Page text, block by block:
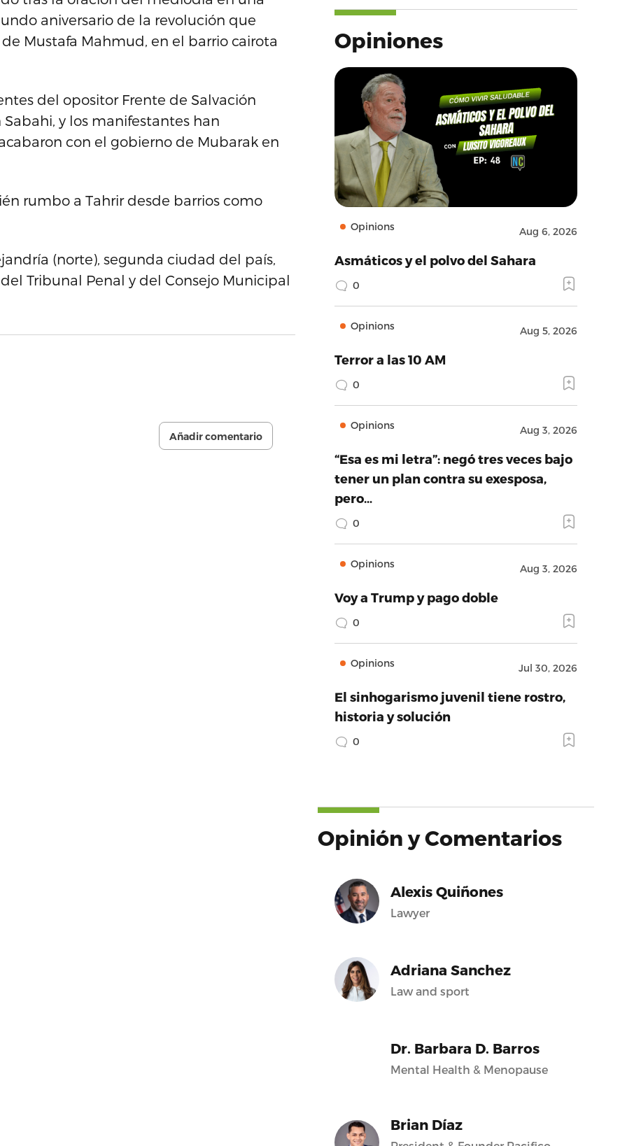
aniversario de la revolución que
Mustafa Mahmud, en el barrio cairota
del opositor Frente de Salvación
y los manifestantes han
con el gobierno de Mubarak en
rumbo a Tahrir desde barrios como
(norte), segunda ciudad del país,
Tribunal Penal y del Consejo Municipal
Añadir comentario
Opiniones
Opinions Aug 6, 2026
Asmáticos y el polvo del Sahara
0
Opinions Aug 5, 2026
Terror a las 10 AM
0
Opinions Aug 3, 2026
“Esa es mi letra”: negó tres veces bajo
tener un plan contra su exesposa,
pero…
0
Opinions Aug 3, 2026
Voy a Trump y pago doble
0
Opinions Jul 30, 2026
El sinhogarismo juvenil tiene rostro,
historia y solución
0
Opinión y Comentarios
Alexis Quiñones
Lawyer
Adriana Sanchez
Law and sport
Dr. Barbara D. Barros
Mental Health & Menopause
Brian Díaz